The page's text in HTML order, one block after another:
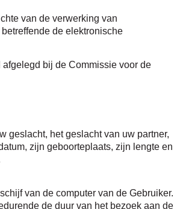
van de verwerking van
de elektronische
bij de Commissie voor de
geslacht, het geslacht van uw partner,
zijn geboorteplaats, zijn lengte en
van de computer van de Gebruiker.
de duur van het bezoek aan de